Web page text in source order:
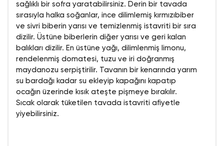
sağlıklı bir sofra yaratabilirsiniz. Derin bir tavada
sırasıyla halka soğanlar, ince dilimlemiş kırmızıbiber
ve sivri biberin yarısı ve temizlenmiş istavriti bir sıra
dizilir. Üstüne biberlerin diğer yarısı ve geri kalan
balıkları dizilir. En üstüne yağı, dilimlenmiş limonu,
rendelenmiş domatesi, tuzu ve iri doğranmış
maydanozu serpiştirilir. Tavanın bir kenarında yarım
su bardağı kadar su ekleyip kapağını kapatıp
ocağın üzerinde kısık ateşte pişmeye bırakılır.
Sıcak olarak tüketilen tavada istavriti afiyetle
yiyebilirsiniz.